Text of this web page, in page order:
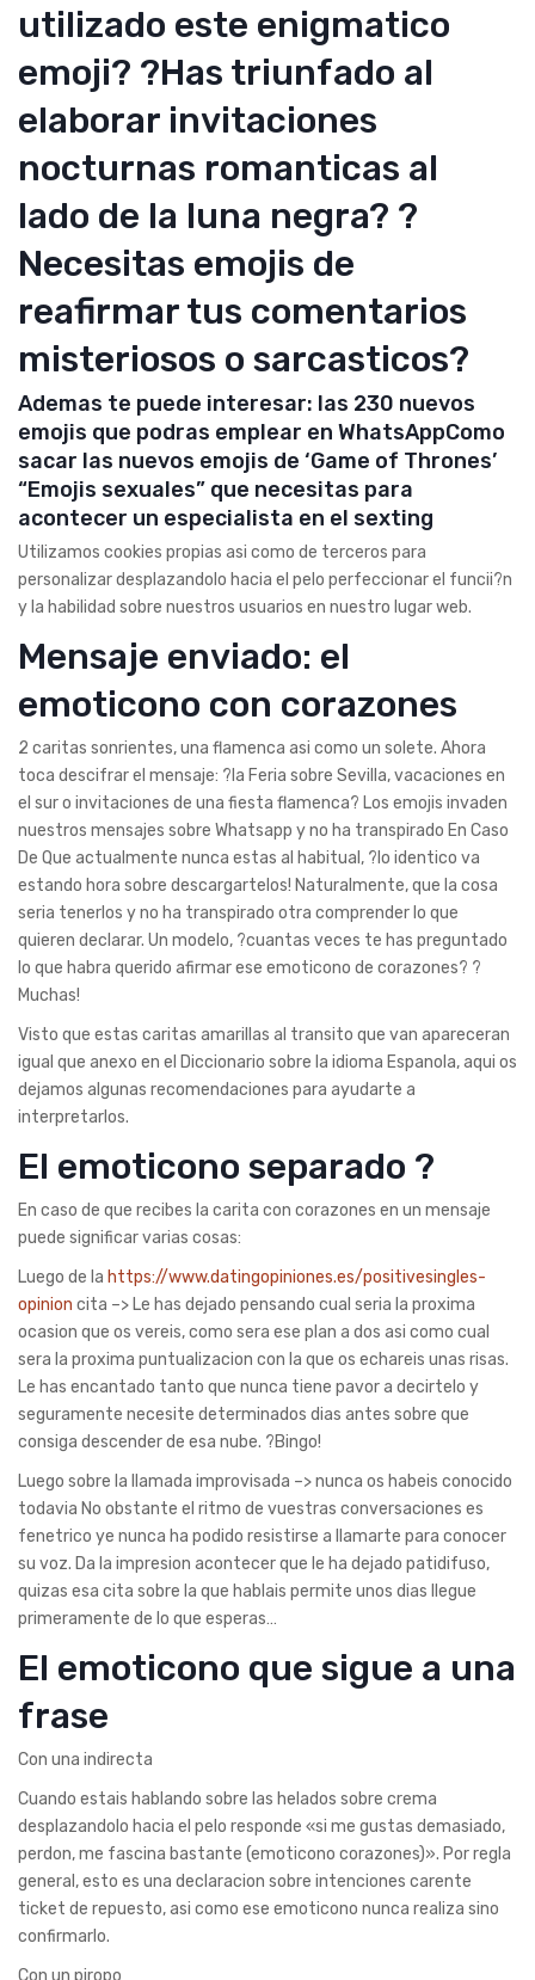
utilizado este enigmatico
emoji? ?Has triunfado al
elaborar invitaciones
nocturnas romanticas al
lado de la luna negra? ?
Necesitas emojis de
reafirmar tus comentarios
misteriosos o sarcasticos?
Ademas te puede interesar: las 230 nuevos
emojis que podras emplear en WhatsAppComo
sacar las nuevos emojis de ‘Game of Thrones’
“Emojis sexuales” que necesitas para
acontecer un especialista en el sexting
Utilizamos cookies propias asi­ como de terceros para
personalizar desplazandolo hacia el pelo perfeccionar el funcii?n
y la habilidad sobre nuestros usuarios en nuestro lugar web.
Mensaje enviado: el
emoticono con corazones
2 caritas sonrientes, una flamenca asi­ como un solete. Ahora
toca descifrar el mensaje: ?la Feria sobre Sevilla, vacaciones en
el sur o invitaciones de una fiesta flamenca? Los emojis invaden
nuestros mensajes sobre Whatsapp y no ha transpirado En Caso
De Que actualmente nunca estas al habitual, ?lo identico va
estando hora sobre descargartelos! Naturalmente, que la cosa
seri­a tenerlos y no ha transpirado otra comprender lo que
quieren declarar. Un modelo, ?cuantas veces te has preguntado
lo que habra querido afirmar ese emoticono de corazones? ?
Muchas!
Visto que estas caritas amarillas al transito que van apareceran
igual que anexo en el Diccionario sobre la idioma Espanola, aqui os
dejamos algunas recomendaciones para ayudarte a
interpretarlos.
El emoticono separado ?
En caso de que recibes la carita con corazones en un mensaje
puede significar varias cosas:
Luego de la https://www.datingopiniones.es/positivesingles-
opinion cita –> Le has dejado pensando cual seri­a la proxima
ocasion que os vereis, como sera ese plan a dos asi­ como cual
sera la proxima puntualizacion con la que os echareis unas risas.
Le has encantado tanto que nunca tiene pavor a decirtelo y
seguramente necesite determinados dias antes sobre que
consiga descender de esa nube. ?Bingo!
Luego sobre la llamada improvisada –> nunca os habeis conocido
todavia No obstante el ritmo de vuestras conversaciones es
fenetrico ye nunca ha podido resistirse a llamarte para conocer
su voz. Da la impresion acontecer que le ha dejado patidifuso,
quizas esa cita sobre la que hablais permite unos dias llegue
primeramente de lo que esperas…
El emoticono que sigue a una
frase
Con una indirecta
Cuando estais hablando sobre las helados sobre crema
desplazandolo hacia el pelo responde «si me gustas demasiado,
perdon, me fascina bastante (emoticono corazones)». Por regla
general, esto es una declaracion sobre intenciones carente
ticket de repuesto, asi­ como ese emoticono nunca realiza sino
confirmarlo.
Con un piropo